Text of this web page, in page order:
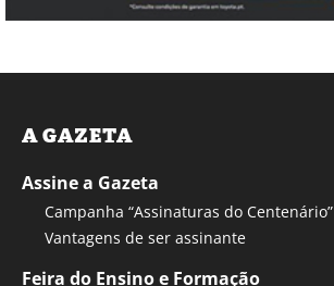
A GAZETA
Assine a Gazeta
Campanha “Assinaturas do Centenário”
Vantagens de ser assinante
Feira do Ensino e Formação